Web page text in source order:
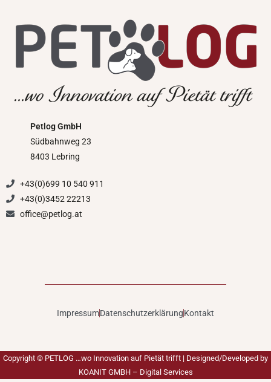
Petlog GmbH
Südbahnweg 23
8403 Lebring
+43(0)699 10 540 911
+43(0)3452 22213
office@petlog.at
ImpressumDatenschutzerklärungKontakt
Copyright © PETLOG …wo Innovation auf Pietät trifft | Designed/Developed by
KOANIT GMBH – Digital Services